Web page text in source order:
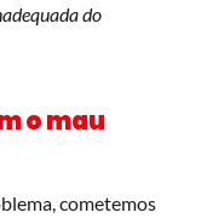
do
o mau
cometemos